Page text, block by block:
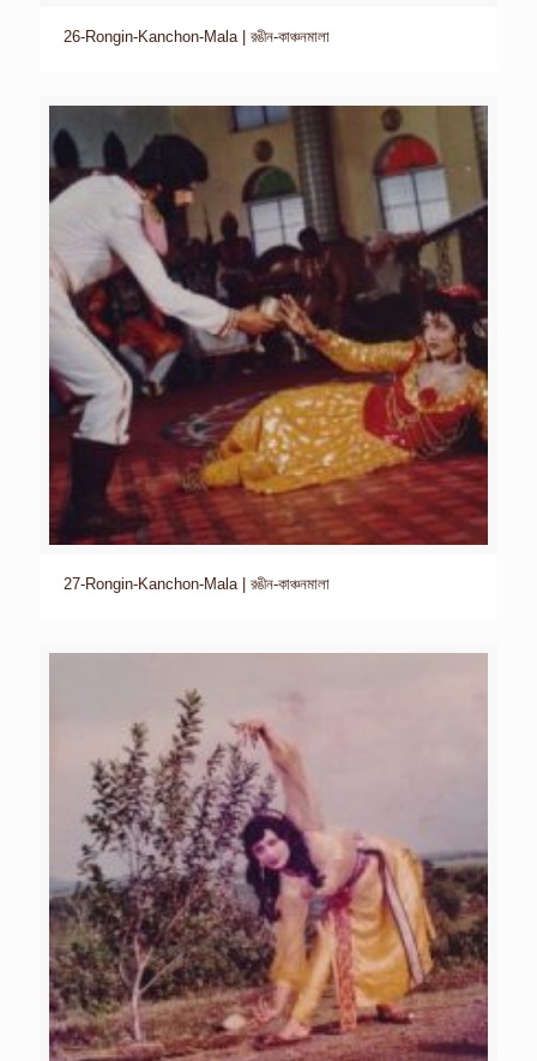
26-Rongin-Kanchon-Mala | রঙীন-কাঞ্চনমালা
27-Rongin-Kanchon-Mala | রঙীন-কাঞ্চনমালা